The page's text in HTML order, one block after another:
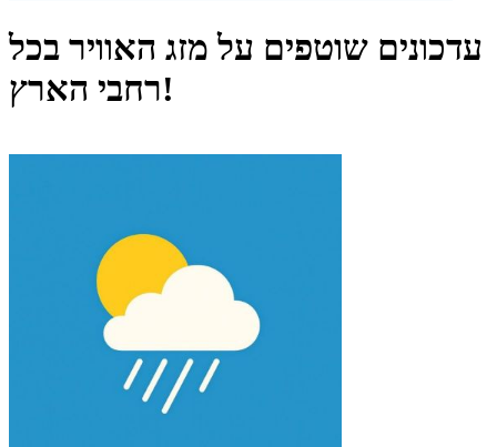
עדכונים שוטפים על מזג האוויר בכל
רחבי הארץ!